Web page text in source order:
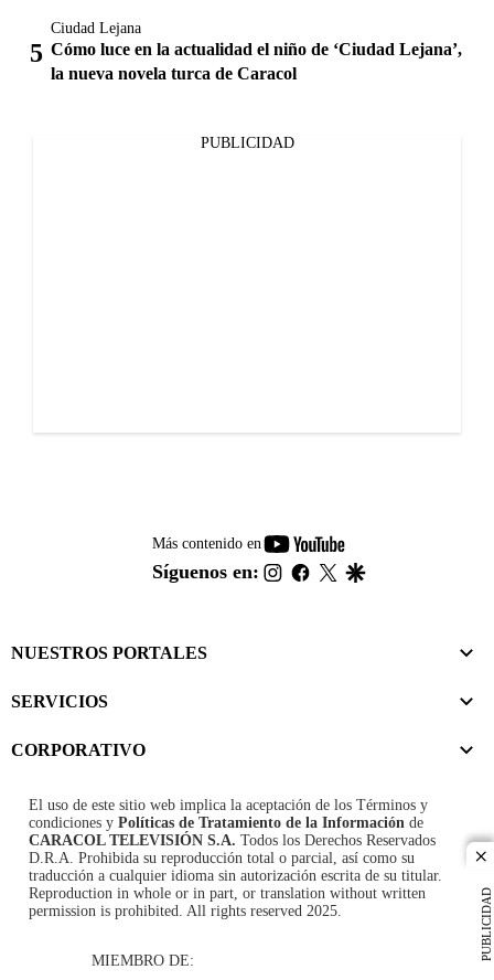
PUBLICIDAD
Ciudad Lejana
Cómo luce en la actualidad el niño de ‘Ciudad Lejana’,
la nueva novela turca de Caracol
PUBLICIDAD
Más contenido en
youtube-
footer
Síguenos en: instagram
facebook
twitter
NUESTROS PORTALES
SERVICIOS
CORPORATIVO
El uso de este sitio web implica la aceptación de los Términos y
condiciones y Políticas de Tratamiento de la Información de
CARACOL TELEVISIÓN S.A. Todos los Derechos Reservados
D.R.A. Prohibida su reproducción total o parcial, así como su
traducción a cualquier idioma sin autorización escrita de su titular.
Reproduction in whole or in part, or translation without written
permission is prohibited. All rights reserved 2025.
MIEMBRO DE: